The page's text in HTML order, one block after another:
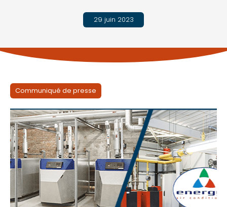
29 juin 2023
Communiqué de presse